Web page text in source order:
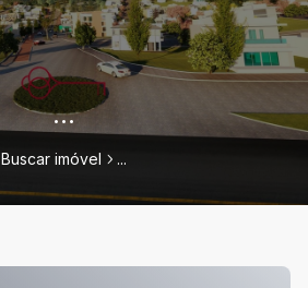
...
Buscar imóvel ...